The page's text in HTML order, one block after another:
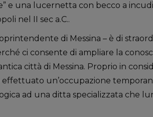
e una lucernetta con becco a
nel II sec a.C..
di Messina – è di
ci consente di ampliare la
città di Messina. Proprio in
un’occupazione
ad una ditta specializzata che